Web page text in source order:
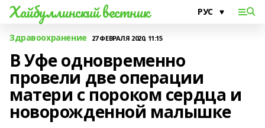
Хайбуллинский вестник
Здравоохранение 27 ФЕВРАЛЯ 2020, 11:15
В Уфе одновременно
провели две операции
матери с пороком сердца и
новорожденной малышке